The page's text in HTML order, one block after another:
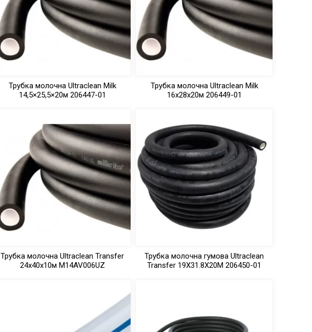
Трубка молочна Ultraclean Milk
14,5×25,5×20м 206447-01
Трубка молочна Ultraclean Milk
16x28x20м 206449-01
Трубка молочна Ultraclean Transfer
24x40x10м M14AV006UZ
Трубка молочна гумова Ultraclean
Transfer 19Х31.8Х20М 206450-01